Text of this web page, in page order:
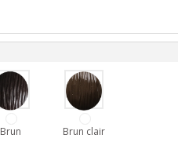
Brun Brun clair